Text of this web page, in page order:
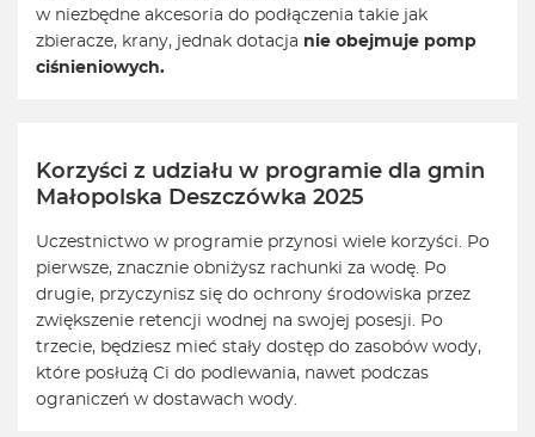
w niezbędne akcesoria do podłączenia takie jak
zbieracze, krany, jednak dotacja nie obejmuje pomp
ciśnieniowych.
Korzyści z udziału w programie dla gmin
Małopolska Deszczówka 2025
Uczestnictwo w programie przynosi wiele korzyści. Po
pierwsze, znacznie obniżysz rachunki za wodę. Po
drugie, przyczynisz się do ochrony środowiska przez
zwiększenie retencji wodnej na swojej posesji. Po
trzecie, będziesz mieć stały dostęp do zasobów wody,
które posłużą Ci do podlewania, nawet podczas
ograniczeń w dostawach wody.